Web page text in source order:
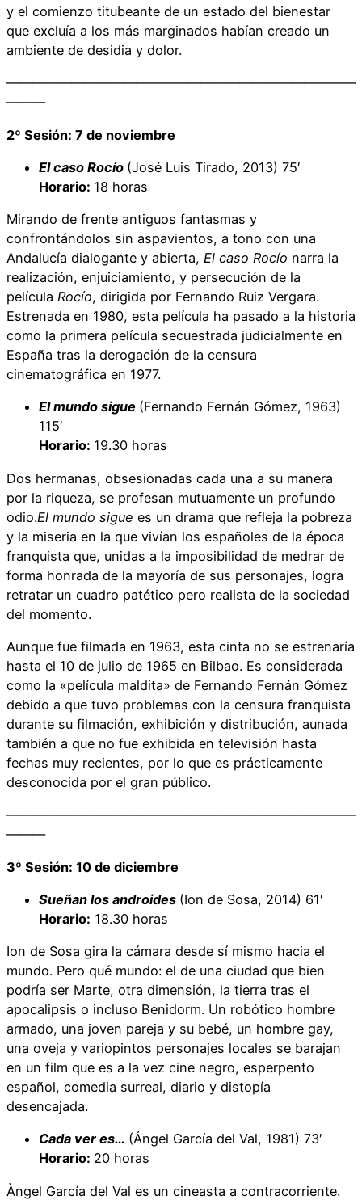
y el comienzo titubeante de un estado del bienestar
que excluía a los más marginados habían creado un
ambiente de desidia y dolor.
———————————————————————————
———
2º Sesión: 7 de noviembre
El caso Rocío (José Luis Tirado, 2013) 75′
Horario: 18 horas
Mirando de frente antiguos fantasmas y
confrontándolos sin aspavientos, a tono con una
Andalucía dialogante y abierta, El caso Rocío narra la
realización, enjuiciamiento, y persecución de la
película Rocío, dirigida por Fernando Ruiz Vergara.
Estrenada en 1980, esta película ha pasado a la historia
como la primera película secuestrada judicialmente en
España tras la derogación de la censura
cinematográfica en 1977.
El mundo sigue (Fernando Fernán Gómez, 1963)
115′
Horario: 19.30 horas
Dos hermanas, obsesionadas cada una a su manera
por la riqueza, se profesan mutuamente un profundo
odio.El mundo sigue es un drama que refleja la pobreza
y la miseria en la que vivían los españoles de la época
franquista que, unidas a la imposibilidad de medrar de
forma honrada de la mayoría de sus personajes, logra
retratar un cuadro patético pero realista de la sociedad
del momento.
Aunque fue filmada en 1963, esta cinta no se estrenaría
hasta el 10 de julio de 1965 en Bilbao. Es considerada
como la «película maldita» de Fernando Fernán Gómez
debido a que tuvo problemas con la censura franquista
durante su filmación, exhibición y distribución, aunada
también a que no fue exhibida en televisión hasta
fechas muy recientes, por lo que es prácticamente
desconocida por el gran público.
———————————————————————————
———
3º Sesión: 10 de diciembre
Sueñan los androides (Ion de Sosa, 2014) 61′
Horario: 18.30 horas
Ion de Sosa gira la cámara desde sí mismo hacia el
mundo. Pero qué mundo: el de una ciudad que bien
podría ser Marte, otra dimensión, la tierra tras el
apocalipsis o incluso Benidorm. Un robótico hombre
armado, una joven pareja y su bebé, un hombre gay,
una oveja y variopintos personajes locales se barajan
en un film que es a la vez cine negro, esperpento
español, comedia surreal, diario y distopía
desencajada.
Cada ver es… (Ángel García del Val, 1981) 73′
Horario: 20 horas
Àngel García del Val es un cineasta a contracorriente.